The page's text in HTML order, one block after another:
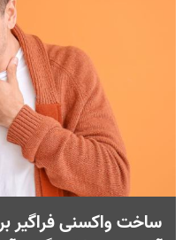
ساخت واکسنی فراگیر